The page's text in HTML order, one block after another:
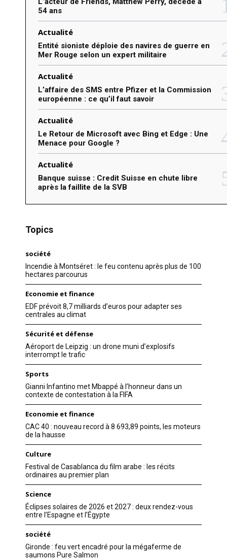
54 ans
Actualité
Entité sioniste déploie des navires de guerre en
Mer Rouge selon un expert militaire
Actualité
L’affaire des SMS entre Pfizer et la Commission
européenne : ce qu’il faut savoir
Actualité
Le Retour de Microsoft avec Bing et Edge : Une
Menace pour Google ?
Actualité
Banque suisse : Credit Suisse en chute libre
après la faillite de la SVB
Topics
société
Incendie à Montséret : le feu contenu après plus de 100
hectares parcourus
Economie et finance
EDF prévoit 8,7 milliards d’euros pour adapter ses
centrales au climat
Sécurité et défense
Aéroport de Leipzig : un drone muni d’explosifs
interrompt le trafic
Sports
Gianni Infantino met Mbappé à l’honneur dans un
contexte de contestation à la FIFA
Economie et finance
CAC 40 : nouveau record à 8 693,89 points, les moteurs
de la hausse
Culture
Festival de Casablanca du film arabe : les récits
ordinaires au premier plan
Science
Éclipses solaires de 2026 et 2027 : deux rendez-vous
entre l’Espagne et l’Égypte
société
Gironde : feu vert encadré pour la mégaferme de
saumons Pure Salmon